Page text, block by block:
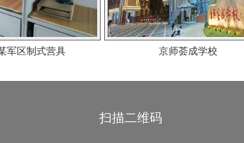
具 京师荟成学校
扫描二维码